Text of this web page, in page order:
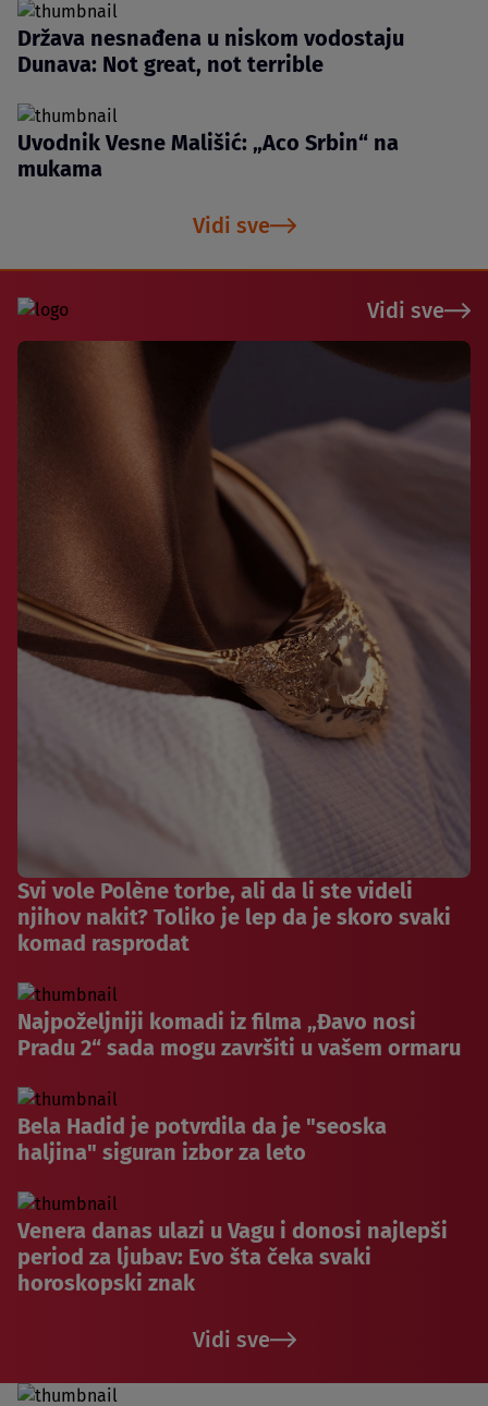
Država nesnađena u niskom vodostaju
Dunava: Not great, not terrible
Uvodnik Vesne Mališić: „Aco Srbin“ na
mukama
Vidi sve
Vidi sve
Svi vole Polène torbe, ali da li ste videli
njihov nakit? Toliko je lep da je skoro svaki
komad rasprodat
Najpoželjniji komadi iz filma „Đavo nosi
Pradu 2“ sada mogu završiti u vašem ormaru
Bela Hadid je potvrdila da je "seoska
haljina" siguran izbor za leto
Venera danas ulazi u Vagu i donosi najlepši
period za ljubav: Evo šta čeka svaki
horoskopski znak
Vidi sve